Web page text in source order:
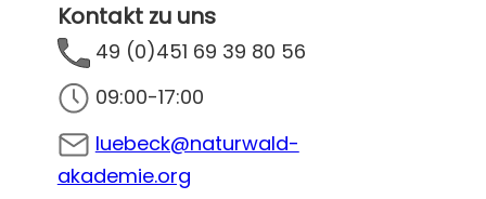
Kontakt zu uns
49 (0)451 69 39 80 56
09:00-17:00
luebeck@naturwald-
akademie.org